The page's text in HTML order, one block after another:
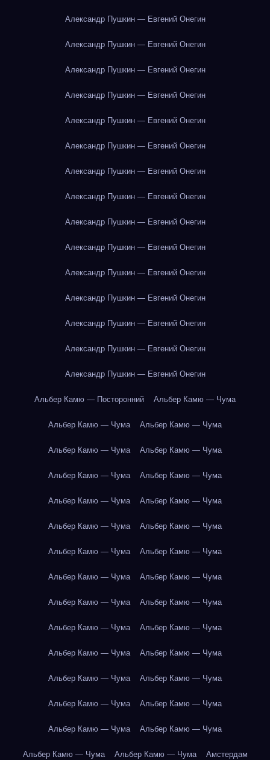
Александр Пушкин — Евгений Онегин
Александр Пушкин — Евгений Онегин
Александр Пушкин — Евгений Онегин
Александр Пушкин — Евгений Онегин
Александр Пушкин — Евгений Онегин
Александр Пушкин — Евгений Онегин
Александр Пушкин — Евгений Онегин
Александр Пушкин — Евгений Онегин
Александр Пушкин — Евгений Онегин
Александр Пушкин — Евгений Онегин
Александр Пушкин — Евгений Онегин
Александр Пушкин — Евгений Онегин
Александр Пушкин — Евгений Онегин
Александр Пушкин — Евгений Онегин
Александр Пушкин — Евгений Онегин
Альбер Камю — Посторонний Альбер Камю — Чума
Альбер Камю — Чума Альбер Камю — Чума
Альбер Камю — Чума Альбер Камю — Чума
Альбер Камю — Чума Альбер Камю — Чума
Альбер Камю — Чума Альбер Камю — Чума
Альбер Камю — Чума Альбер Камю — Чума
Альбер Камю — Чума Альбер Камю — Чума
Альбер Камю — Чума Альбер Камю — Чума
Альбер Камю — Чума Альбер Камю — Чума
Альбер Камю — Чума Альбер Камю — Чума
Альбер Камю — Чума Альбер Камю — Чума
Альбер Камю — Чума Альбер Камю — Чума
Альбер Камю — Чума Альбер Камю — Чума
Альбер Камю — Чума Альбер Камю — Чума
Альбер Камю — Чума Альбер Камю — Чума Амстердам